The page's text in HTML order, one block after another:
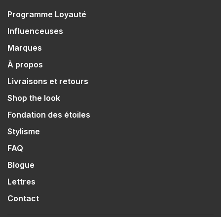
Programme Loyauté
Influenceuses
Marques
À propos
Livraisons et retours
Shop the look
Fondation des étoiles
Stylisme
FAQ
Blogue
Lettres
Contact